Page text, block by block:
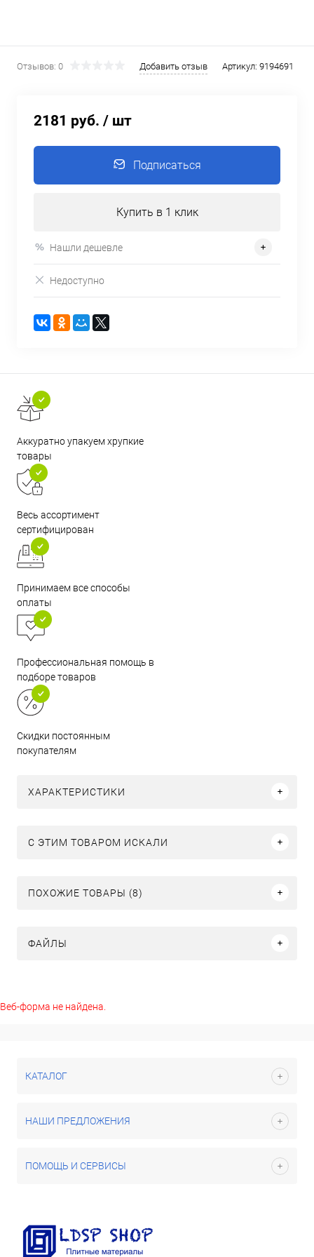
Отзывов: 0 Добавить отзыв Артикул: 9194691
2181 руб. / шт
Подписаться
Купить в 1 клик
Нашли дешевле
Недоступно
Аккуратно упакуем хрупкие
товары
Весь ассортимент
сертифицирован
Принимаем все способы
оплаты
Профессиональная помощь в
подборе товаров
Скидки постоянным
покупателям
ХАРАКТЕРИСТИКИ
C ЭТИМ ТОВАРОМ ИСКАЛИ
ПОХОЖИЕ ТОВАРЫ (8)
ФАЙЛЫ
Веб-форма не найдена.
КАТАЛОГ
НАШИ ПРЕДЛОЖЕНИЯ
ПОМОЩЬ И СЕРВИСЫ